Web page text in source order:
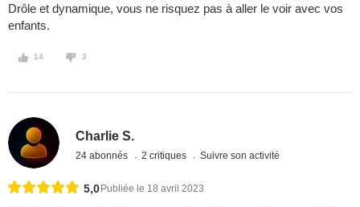
Drôle et dynamique, vous ne risquez pas à aller le voir avec vos
enfants.
14 3
Charlie S.
24 abonnés 2 critiques Suivre son activité
5,0 Publiée le 18 avril 2023